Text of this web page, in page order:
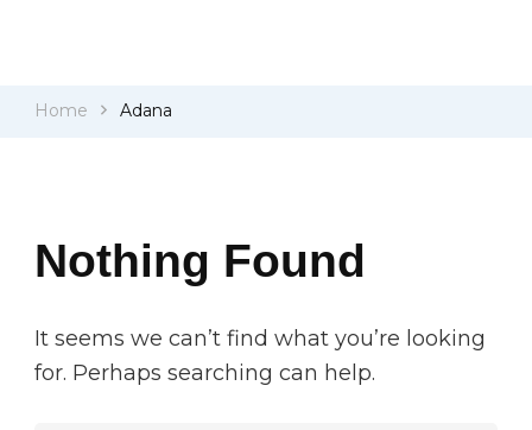
Home Adana
Nothing Found
It seems we can’t find what you’re looking
for. Perhaps searching can help.